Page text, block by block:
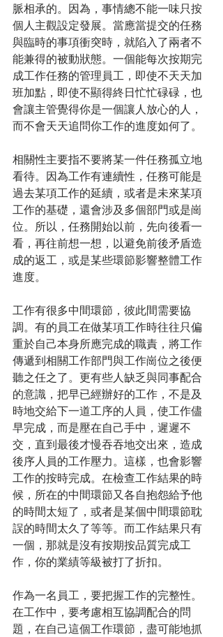
脈相承的。因為，事情總不能一味只按
個人主觀設定發展。當應當提交的任務
與臨時的事項衝突時，就陷入了兩者不
能兼得的被動狀態。一個能每次按期完
成工作任務的管理員工，即使不天天加
班加點，即使不顯得終日忙忙碌碌，也
會讓主管覺得你是一個讓人放心的人，
而不會天天追問你工作的進度如何了。
相關性主要指不要將某一件任務孤立地
看待。因為工作有連續性，任務可能是
過去某項工作的延續，或者是未來某項
工作的基礎，還會涉及多個部門或是崗
位。所以，任務開始以前，先向後看一
看，再往前想一想，以避免前後矛盾造
成的返工，或是某些環節影響整體工作
進度。
工作有很多中間環節，彼此間需要協
調。有的員工在做某項工作時往往只偏
重於自己本身所應完成的職責，將工作
傳遞到相關工作部門與工作崗位之後便
聽之任之了。更有些人缺乏與同事配合
的意識，把早已經辦好的工作，不是及
時地交給下一道工序的人員，使工作儘
早完成，而是壓在自己手中，遲遲不
交，直到最後才慢吞吞地交出來，造成
後序人員的工作壓力。這樣，也會影響
工作的按時完成。在檢查工作結果的時
候，所在的中間環節又各自抱怨給予他
的時間太短了，或者是某個中間環節耽
誤的時間太久了等等。而工作結果只有
一個，那就是沒有按期按品質完成工
作，你的業績等級被打了折扣。
作為一名員工，要把握工作的完整性。
在工作中，要考慮相互協調配合的問
題，在自己這個工作環節，盡可能地抓